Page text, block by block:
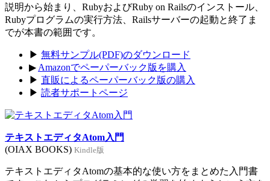
説明から始まり、RubyおよびRuby on Railsのインストール、
Rubyプログラムの実行方法、Railsサーバーの起動と終了ま
でが本書の範囲です。
▶ 無料サンプル(PDF)のダウンロード
▶ Amazonでペーパーバック版を購入
▶ 直販によるペーパーバック版の購入
▶ 読者サポートページ
テキストエディタAtom入門
(OIAX BOOKS) Kindle版
テキストエディタAtomの基本的な使い方をまとめた入門書